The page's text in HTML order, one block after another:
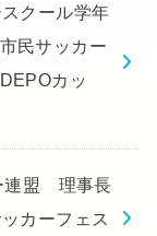
クール学年
民サッカー
カッ
連盟 理事長
カーフェス